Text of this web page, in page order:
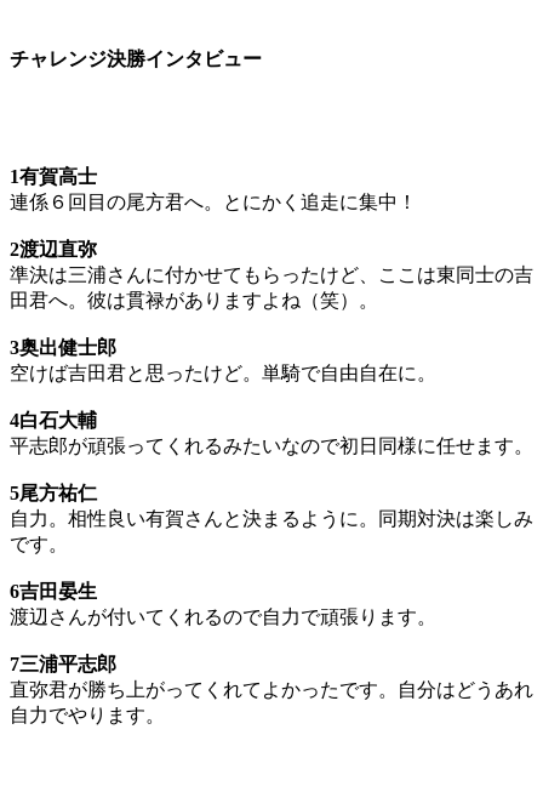
チャレンジ決勝インタビュー
1有賀高士
連係６回目の尾方君へ。とにかく追走に集中！
2渡辺直弥
準決は三浦さんに付かせてもらったけど、ここは東同士の吉
田君へ。彼は貫禄がありますよね（笑）。
3奥出健士郎
空けば吉田君と思ったけど。単騎で自由自在に。
4白石大輔
平志郎が頑張ってくれるみたいなので初日同様に任せます。
5尾方祐仁
自力。相性良い有賀さんと決まるように。同期対決は楽しみ
です。
6吉田晏生
渡辺さんが付いてくれるので自力で頑張ります。
7三浦平志郎
直弥君が勝ち上がってくれてよかったです。自分はどうあれ
自力でやります。